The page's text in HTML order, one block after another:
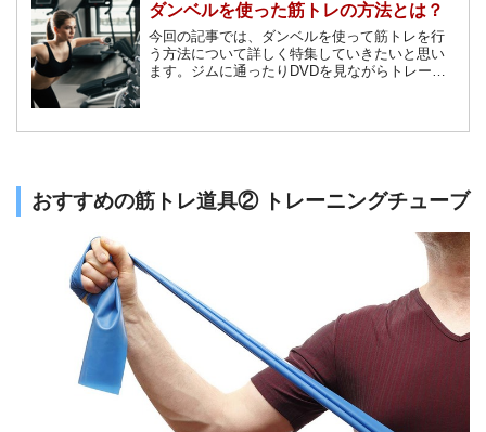
ダンベルを使った筋トレの方法とは？
今回の記事では、ダンベルを使って筋トレを行
う方法について詳しく特集していきたいと思い
ます。ジムに通ったりDVDを見ながらトレーニ
おすすめの筋トレ道具② トレーニングチューブ